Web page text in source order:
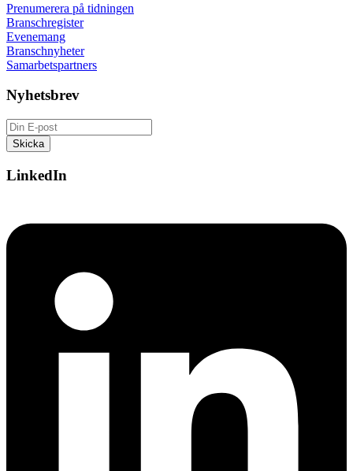
Prenumerera på tidningen
Branschregister
Evenemang
Branschnyheter
Samarbetspartners
Nyhetsbrev
LinkedIn